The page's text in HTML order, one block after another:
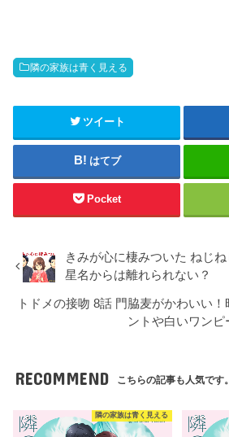
隣の家族は青く見える
ツイート
はてブ
Pocket
きみが心に棲みついた ねじ
星名からは離れられない？
トドメの接吻 8話 門脇麦がかわいい！
ントや白いワンピ
RECOMMEND こちらの記事も人気です。
隣の家族は青く見える